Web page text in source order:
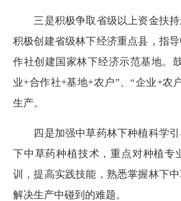
三是积极争取省级以上资金扶持
积极创建省级林下经济重点县，指
作社创建国家林下经济示范基地。
业+合作社+基地+农户”、“企业+农
生产。
四是加强中草药林下种植科学引
下中草药种植技术，重点对种植专
训，提高实践技能，熟悉掌握林下
解决生产中碰到的难题。